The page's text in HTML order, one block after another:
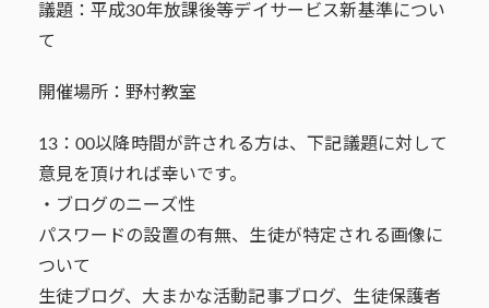
議題：平成30年放課後等デイサービス新基準につい
て
開催場所：野村教室
13：00以降時間が許される方は、下記議題に対して
意見を頂ければ幸いです。
・ブログのニーズ性
パスワードの設置の有無、生徒が特定される画像に
ついて
生徒ブログ、大まかな活動記事ブログ、生徒保護者